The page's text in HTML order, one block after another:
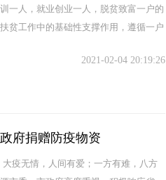
一人，就业创业一人，脱贫致富一户的
贫工作中的基础性支撑作用，遵循一户
2021-02-04 20:19:26
府捐赠防疫物资
疫无情，人间有爱；一方有难，八方